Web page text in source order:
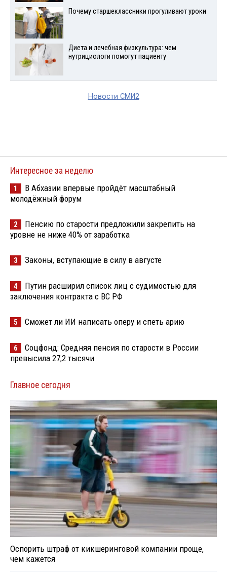
Почему старшеклассники прогуливают уроки
Диета и лечебная физкультура: чем
нутрициологи помогут пациенту
Новости СМИ2
Интересное за неделю
1
В Абхазии впервые пройдёт масштабный
молодёжный форум
2
Пенсию по старости предложили закрепить на
уровне не ниже 40% от заработка
3 Законы, вступающие в силу в августе
4
Путин расширил список лиц с судимостью для
заключения контракта с ВС РФ
5 Сможет ли ИИ написать оперу и спеть арию
6
Соцфонд: Средняя пенсия по старости в России
превысила 27,2 тысячи
Главное сегодня
Оспорить штраф от кикшеринговой компании проще,
чем кажется